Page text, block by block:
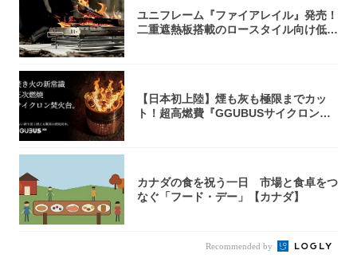
ユニフレーム『ファイアレイル』発売！
二重遮熱板搭載のロースタイル向け低型
【日本初上陸】煙も灰も極限までカッ
ト！超高燃費『GGUBUSサイクロン焚
カナダの食を祝う一日 市場と食卓をつ
なぐ「フード・デー」【カナダ】
Recommended by